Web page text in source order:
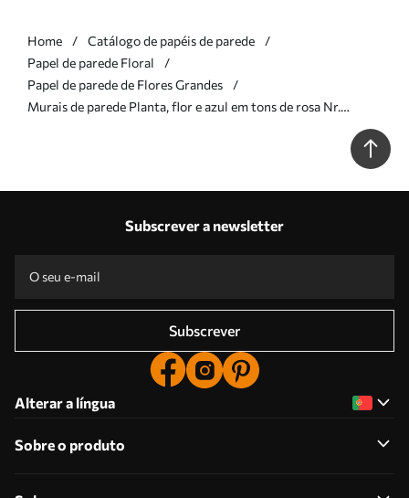
Home
Catálogo de papéis de parede
Papel de parede Floral
Papel de parede de Flores Grandes
Murais de parede Planta, flor e azul em tons de rosa Nr.
Subscrever a newsletter
Subscrever
Alterar a língua
Sobre o produto